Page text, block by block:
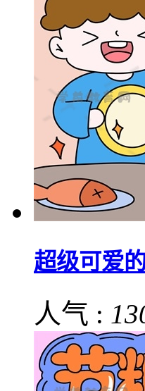
超级可爱
人气 :